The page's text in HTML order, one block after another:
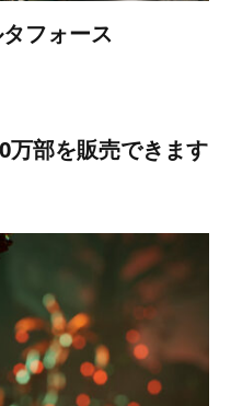
フォース
部を販売できます